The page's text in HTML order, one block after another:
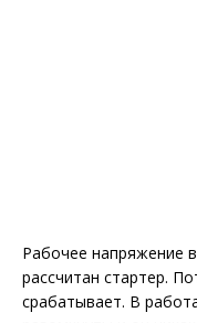
Рабочее напряжение
рассчитан стартер.
срабатывает. В